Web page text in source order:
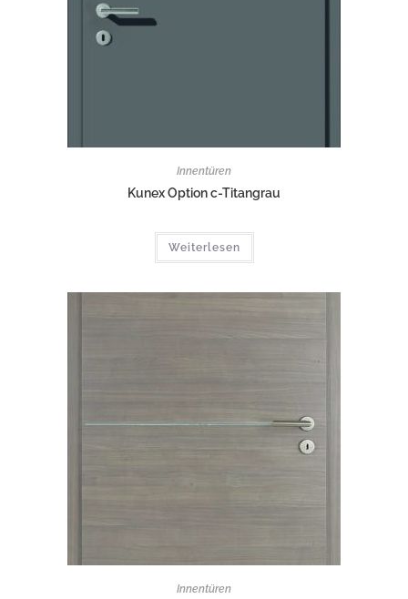
Innentüren
Kunex Option c-Titangrau
Weiterlesen
Innentüren